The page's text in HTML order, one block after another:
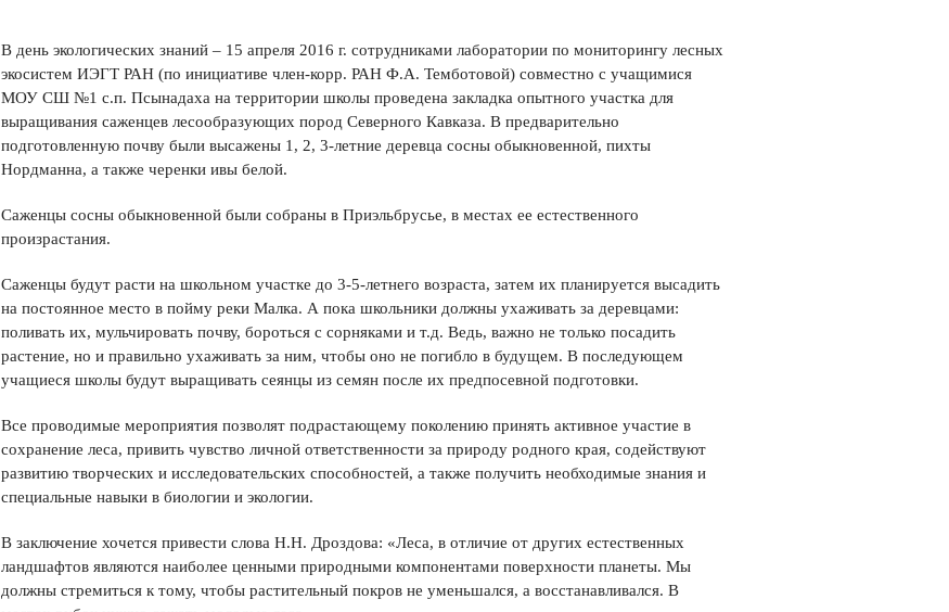
В день экологических знаний – 15 апреля 2016 г. сотрудниками лаборатории по мониторингу лесных
экосистем ИЭГТ РАН (по инициативе член-корр. РАН Ф.А. Темботовой) совместно с учащимися
МОУ СШ №1 с.п. Псынадаха на территории школы проведена закладка опытного участка для
выращивания саженцев лесообразующих пород Северного Кавказа. В предварительно
подготовленную почву были высажены 1, 2, 3-летние деревца сосны обыкновенной, пихты
Нордманна, а также черенки ивы белой.
Саженцы сосны обыкновенной были собраны в Приэльбрусье, в местах ее естественного
произрастания.
Саженцы будут расти на школьном участке до 3-5-летнего возраста, затем их планируется высадить
на постоянное место в пойму реки Малка. А пока школьники должны ухаживать за деревцами:
поливать их, мульчировать почву, бороться с сорняками и т.д. Ведь, важно не только посадить
растение, но и правильно ухаживать за ним, чтобы оно не погибло в будущем. В последующем
учащиеся школы будут выращивать сеянцы из семян после их предпосевной подготовки.
Все проводимые мероприятия позволят подрастающему поколению принять активное участие в
сохранение леса, привить чувство личной ответственности за природу родного края, содействуют
развитию творческих и исследовательских способностей, а также получить необходимые знания и
специальные навыки в биологии и экологии.
В заключение хочется привести слова Н.Н. Дроздова: «Леса, в отличие от других естественных
ландшафтов являются наиболее ценными природными компонентами поверхности планеты. Мы
должны стремиться к тому, чтобы растительный покров не уменьшался, а восстанавливался. В